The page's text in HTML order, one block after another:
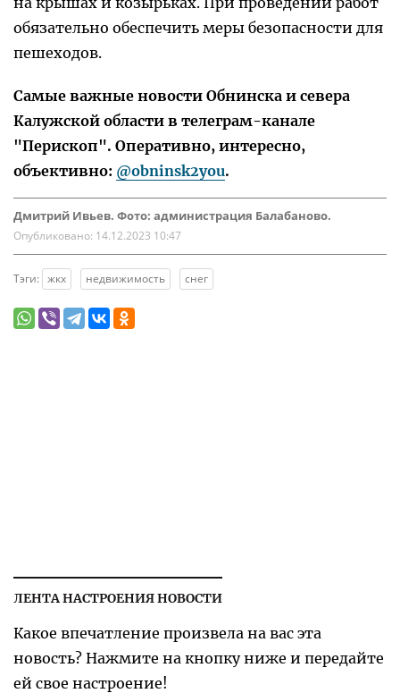
обязательно обеспечить меры безопасности для
пешеходов.
Самые важные новости Обнинска и севера
Калужской области в телеграм-канале
"Перископ". Оперативно, интересно,
объективно: @obninsk2you.
Дмитрий Ивьев. Фото: администрация Балабаново.
Опубликовано: 14.12.2023 10:47
Тэги: жкх недвижимость снег
ЛЕНТА НАСТРОЕНИЯ НОВОСТИ
Какое впечатление произвела на вас эта
новость? Нажмите на кнопку ниже и передайте
ей свое настроение!